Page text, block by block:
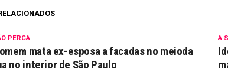
A
PERCA
mata ex-esposa a facadas no meioda
no interior de São Paulo